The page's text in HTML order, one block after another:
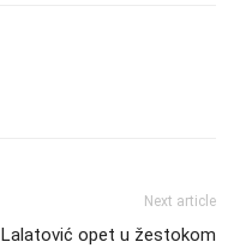
Next article
Lalatović opet u žestokom